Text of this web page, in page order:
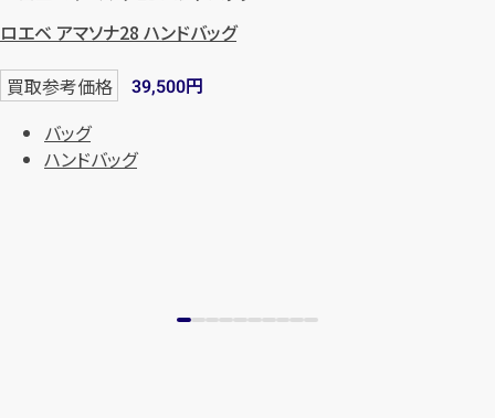
ロエベ アマソナ28 ハンドバッグ
買取参考価格 39,500円
バッグ
ハンドバッグ